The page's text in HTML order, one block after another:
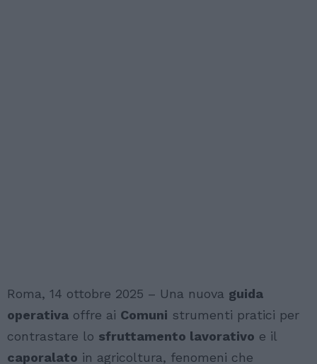
Roma, 14 ottobre 2025 – Una nuova guida
operativa offre ai Comuni strumenti pratici per
contrastare lo sfruttamento lavorativo e il
caporalato in agricoltura, fenomeni che